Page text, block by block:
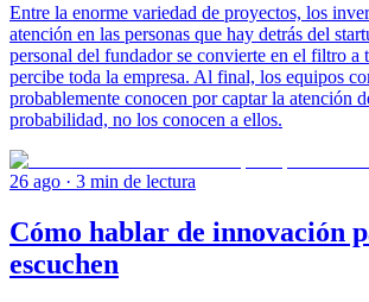
Entre la enorme variedad de proyectos, los
atención en las personas que hay detrás del
personal del fundador se convierte en el filtro a
percibe toda la empresa. Al final, los equipos
probablemente conocen por captar la atención
probabilidad, no los conocen a ellos.
26 ago · 3 min de lectura
Cómo hablar de innovación
escuchen